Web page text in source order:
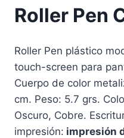
Roller Pen
Roller Pen plástico
touch-screen para
Cuerpo de color
cm. Peso: 5.7 grs.
Oscuro, Cobre.
impresión: impresión